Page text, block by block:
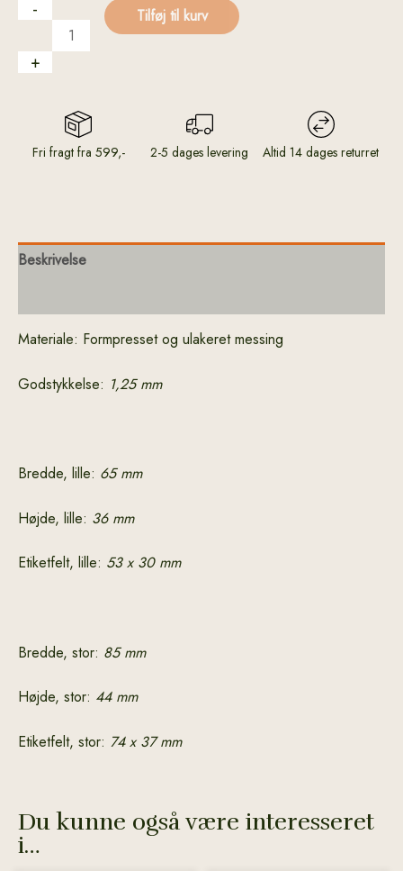
-
+
Tilføj til kurv
Fri fragt fra 599,- 2-5 dages levering Altid 14 dages returret
Beskrivelse
Materiale: Formpresset og ulakeret messing
Godstykkelse: 1,25 mm
Bredde, lille: 65 mm
Højde, lille: 36 mm
Etiketfelt, lille: 53 x 30 mm
Bredde, stor: 85 mm
Højde, stor: 44 mm
Etiketfelt, stor: 74 x 37 mm
Du kunne også være interesseret
i…